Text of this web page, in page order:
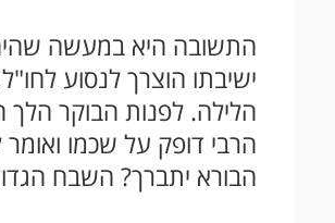
התשובה היא במעשה
ישיבתו הוצרך לנסוע
הלילה. לפנות הבוקר
הרבי דופק על שכמו
הבורא יתברך? השבח